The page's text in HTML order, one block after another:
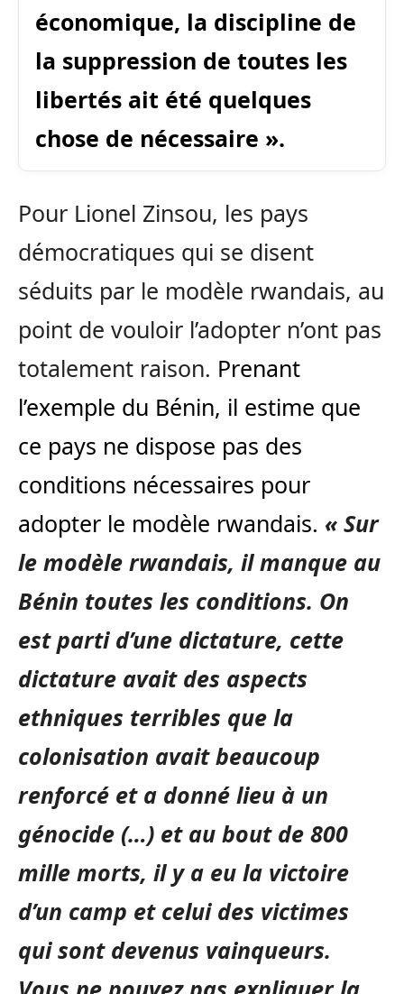
économique, la discipline de
la suppression de toutes les
libertés ait été quelques
chose de nécessaire ».
Pour Lionel Zinsou, les pays
démocratiques qui se disent
séduits par le modèle rwandais, au
point de vouloir l’adopter n’ont pas
totalement raison. Prenant
l’exemple du Bénin, il estime que
ce pays ne dispose pas des
conditions nécessaires pour
adopter le modèle rwandais. « Sur
le modèle rwandais, il manque au
Bénin toutes les conditions. On
est parti d’une dictature, cette
dictature avait des aspects
ethniques terribles que la
colonisation avait beaucoup
renforcé et a donné lieu à un
génocide (…) et au bout de 800
mille morts, il y a eu la victoire
d’un camp et celui des victimes
qui sont devenus vainqueurs.